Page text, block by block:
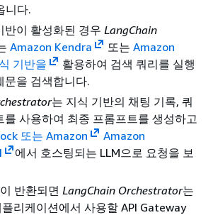
니다.
반이 활성화된 경우 LangChain
Amazon Kendra 또는 Amazon
기반을
활용하여 검색 쿼리를 실행
문을 검색합니다.
는 지식 기반의 채팅 기록, 쿼
를 사용하여 최종 프롬프트를 생성하고
또는 Amazon
Amazon
에서 호스팅되는 LLM으로 요청을 보
반환되면 LangChain Orchestrator는
리케이션에서 사용할 API Gateway